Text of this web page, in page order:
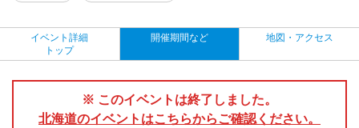
イベント詳細
トップ
開催期間など 地図・アクセス
※ このイベントは終了しました。
北海道のイベントはこちらからご確認ください。